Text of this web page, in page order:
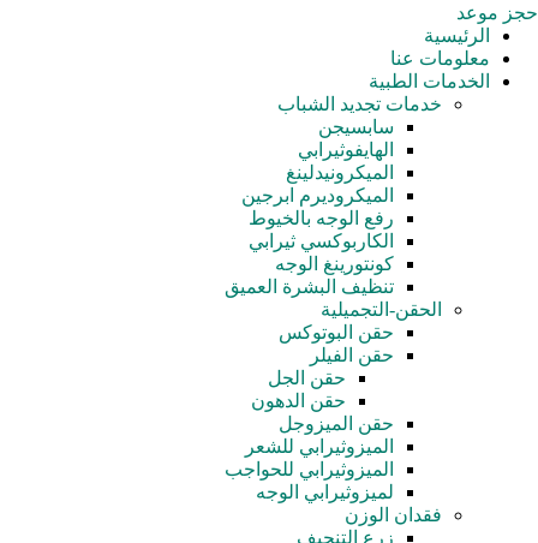
حجز موعد
الرئيسية
معلومات عنا
الخدمات الطبية
خدمات تجدید الشباب
سابسيجن
الهايفوثيرابي
الميكرونيدلينغ
الميكروديرم ابرجين
رفع الوجه بالخيوط
الكاربوكسي ثيرابي
كونتورينغ الوجه
تنظيف البشرة العميق
الحقن-التجميلية
حقن البوتوكس
حقن الفيلر
حقن الجل
حقن الدهون
حقن الميزوجل
الميزوثيرابي للشعر
الميزوثيرابي للحواجب
لميزوثيرابي الوجه
فقدان الوزن
زرع التنحيف